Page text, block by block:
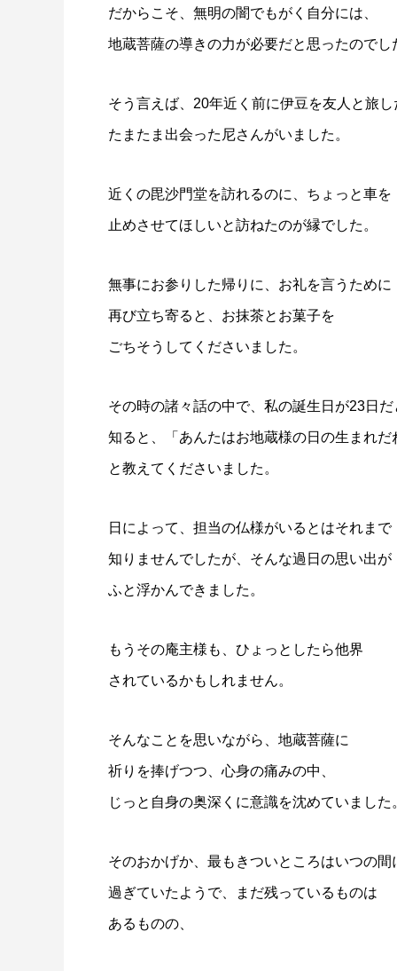
だからこそ、無明の闇でもがく自分には、
地蔵菩薩の導きの力が必要だと思ったのでし
そう言えば、20年近く前に伊豆を友人と旅
たまたま出会った尼さんがいました。
近くの毘沙門堂を訪れるのに、ちょっと車を
止めさせてほしいと訪ねたのが縁でした。
無事にお参りした帰りに、お礼を言うために
再び立ち寄ると、お抹茶とお菓子を
ごちそうしてくださいました。
その時の諸々話の中で、私の誕生日が23日だ
知ると、「あんたはお地蔵様の日の生まれだ
と教えてくださいました。
日によって、担当の仏様がいるとはそれまで
知りませんでしたが、そんな過日の思い出が
ふと浮かんできました。
もうその庵主様も、ひょっとしたら他界
されているかもしれません。
そんなことを思いながら、地蔵菩薩に
祈りを捧げつつ、心身の痛みの中、
じっと自身の奥深くに意識を沈めていました
そのおかげか、最もきついところはいつの間
過ぎていたようで、まだ残っているものは
あるものの、